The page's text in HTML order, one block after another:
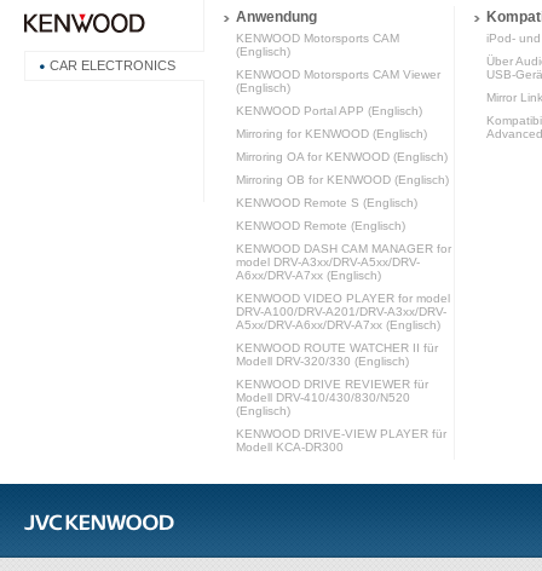
CAR ELECTRONICS
Anwendung
KENWOOD Motorsports CAM
(Englisch)
KENWOOD Motorsports CAM Viewer
(Englisch)
KENWOOD Portal APP (Englisch)
Mirroring for KENWOOD (Englisch)
Mirroring OA for KENWOOD (Englisch)
Mirroring OB for KENWOOD (Englisch)
KENWOOD Remote S (Englisch)
KENWOOD Remote (Englisch)
KENWOOD DASH CAM MANAGER for
model DRV-A3xx/DRV-A5xx/DRV-
A6xx/DRV-A7xx (Englisch)
KENWOOD VIDEO PLAYER for model
DRV-A100/DRV-A201/DRV-A3xx/DRV-
A5xx/DRV-A6xx/DRV-A7xx (Englisch)
KENWOOD ROUTE WATCHER II für
Modell DRV-320/330 (Englisch)
KENWOOD DRIVE REVIEWER für
Modell DRV-410/430/830/N520
(Englisch)
KENWOOD DRIVE-VIEW PLAYER für
Modell KCA-DR300
iPod-
Über
USB-
Mirror